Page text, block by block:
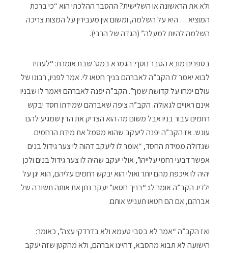
ולא את הראשונה או השלישית? ההסבר ההלכתי הוא “כי ברכת
המוציא… היא על השלמה, ומשום אין מעבירין על המצות צריכה
השלמה להיות למעלה” (הגדה של הרבי).
בספרים מובא הסבר נוסף. הגמרא במס׳ שבת אומרת: “לעתיד
לבוא יאמר לו הקב”ה לאברהם בניך חטאו לי. אמר לפניו, רבונו של
עולם ימחו על קדושת שמך”. הקב”ה יפנה לאברהם ויאמר לו שבניו
אינם ראויים לגאולה. הקב”ה ציפה שאברהם שמידתו חסד יבקש
רחמים עבור בניו אבל משום מה הוא הצדיק את הדין שמגיע להם
עונש. אז הקב”ה יפנה ליעקב שהוא מסמל את מידת הרחמים
שגדולה ממידת החסד, “אומר לו ליעקב דהוה לי צער גידול בנים
אפשר דבעי רחמי עלייהו”, אולי יעקב שהיה לו צער גידול בנים ולכן
יהיה לו איכפת מהם יותר ואולי הוא יבקש רחמים עליהם, הוא יגן על
ילדיו. הקב”ה אומר לו: “בניך חטאו” יעקב נתן את אותה תשובה של
אברהם, אם הם חטאו תעניש אותם.
ואז הקב”ה “אמר לא בסבי טעמא ולא בדרדקי עצה”, כאומר:
הישועה לא תבוא מהסבא, דהיינו אברהם, ולא מהקטן שזה יעקב